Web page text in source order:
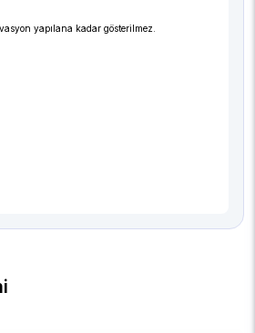
yapılana kadar gösterilmez.